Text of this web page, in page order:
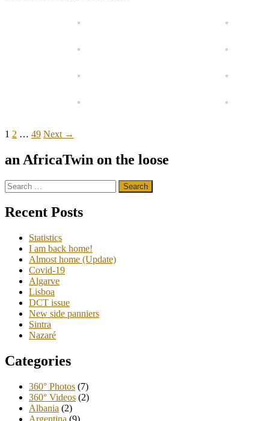
Posts
navigation
1 2 … 49 Next →
an AfricaTwin on the loose
Search
for:
Recent Posts
Statistics
I am back home!
Almost home (Update)
Covid-19
Algarve
Lisboa
DCT issue
New side panniers
Sintra
Nazaré
Categories
360° Photos (7)
360° Videos (2)
Albania (2)